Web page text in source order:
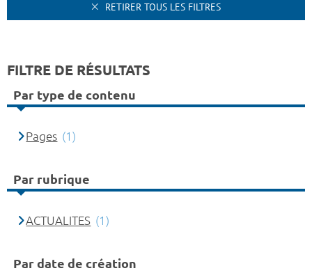
RETIRER TOUS LES FILTRES
FILTRE DE RÉSULTATS
Par type de contenu
Pages (1)
Par rubrique
ACTUALITES (1)
Par date de création